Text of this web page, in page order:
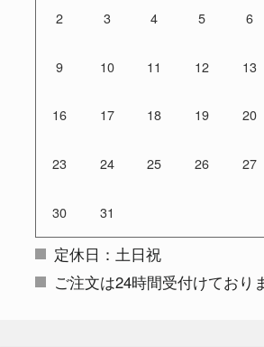
2 3 4 5 6
9 10 11 12 13
16 17 18 19 20
23 24 25 26 27
30 31
定休日：土日祝
ご注文は24時間受付けており